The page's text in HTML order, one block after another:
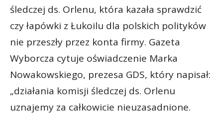
śledczej ds. Orlenu, która kazała sprawdzić
czy łapówki z Łukoilu dla polskich polityków
nie przeszły przez konta firmy. Gazeta
Wyborcza cytuje oświadczenie Marka
Nowakowskiego, prezesa GDS, który napisał:
„działania komisji śledczej ds. Orlenu
uznajemy za całkowicie nieuzasadnione.